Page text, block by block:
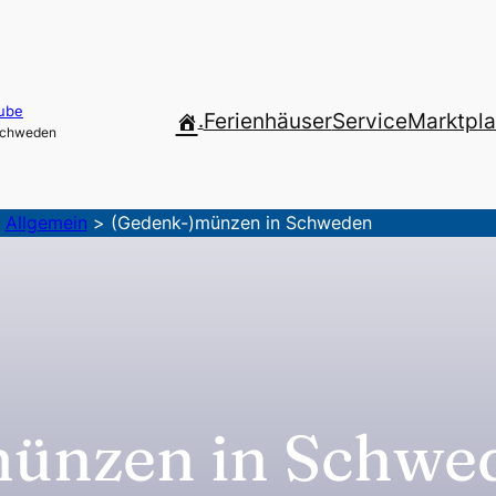
.FerienhäuserService
Allgemein > (Gedenk-)münzen in Schweden
in